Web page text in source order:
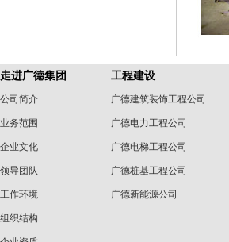
走进广德集团
公司简介
业务范围
企业文化
领导团队
工作环境
组织结构
工程建设
广德建筑装饰工程公司
广德电力工程公司
广德电梯工程公司
广德桩基工程公司
广德新能源公司